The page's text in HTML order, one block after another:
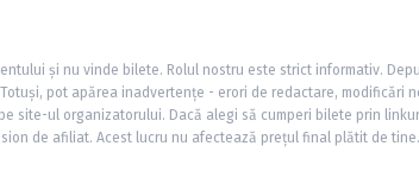
și nu vinde bilete. Rolul nostru este strict informativ.
pot apărea inadvertențe - erori de redactare, modificări
site-ul organizatorului. Dacă alegi să cumperi bilete prin
de afiliat. Acest lucru nu afectează prețul final plătit de tine.